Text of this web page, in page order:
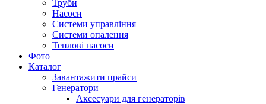
Труби
Насоси
Системи управління
Системи опалення
Теплові насоси
Фото
Каталог
Завантажити прайси
Генератори
Аксесуари для генераторів